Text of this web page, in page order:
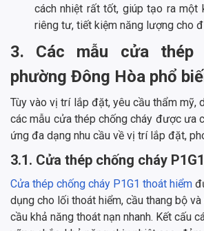
cách nhiệt rất tốt, giúp tạo ra một
riêng tư, tiết kiệm năng lượng cho
3. Các mẫu cửa thép
phường Đông Hòa phổ
Tùy vào vị trí lắp đặt, yêu cầu thẩm mỹ,
các mẫu cửa thép chống cháy được ưa
ứng đa dạng nhu cầu về vị trí lắp đặt,
3.1. Cửa thép chống cháy
Cửa thép chống cháy P1G1 thoát hiểm
dụng cho lối thoát hiểm, cầu thang bộ
cầu khả năng thoát nạn nhanh. Kết cấu